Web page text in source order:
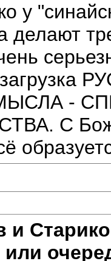
у
а делают
-
С
и